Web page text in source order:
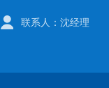
联系人：沈经理